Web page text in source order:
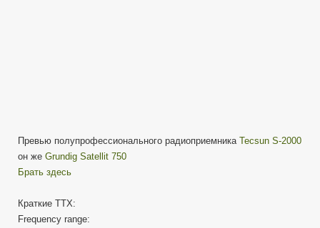
Превью полупрофессионального радиоприемника Tecsun S-2000
он же Grundig Satellit 750
Брать здесь
Краткие ТТХ:
Frequency range: